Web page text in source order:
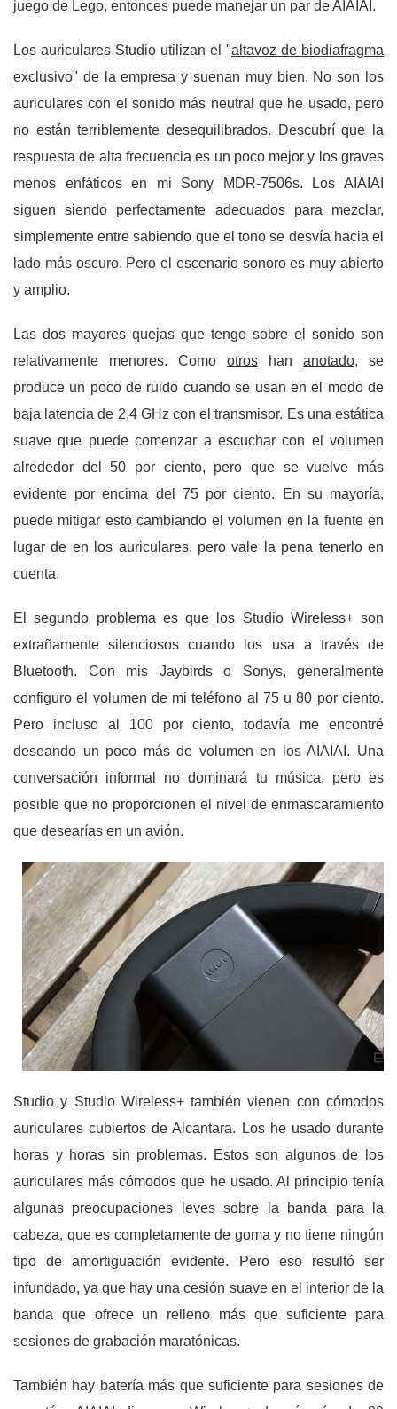
juego de Lego, entonces puede manejar un par de AIAIAI.
Los auriculares Studio utilizan el "altavoz de biodiafragma
exclusivo" de la empresa y suenan muy bien. No son los
auriculares con el sonido más neutral que he usado, pero
no están terriblemente desequilibrados. Descubrí que la
respuesta de alta frecuencia es un poco mejor y los graves
menos enfáticos en mi Sony MDR-7506s. Los AIAIAI
siguen siendo perfectamente adecuados para mezclar,
simplemente entre sabiendo que el tono se desvía hacia el
lado más oscuro. Pero el escenario sonoro es muy abierto
y amplio.
Las dos mayores quejas que tengo sobre el sonido son
relativamente menores. Como otros han anotado, se
produce un poco de ruido cuando se usan en el modo de
baja latencia de 2,4 GHz con el transmisor. Es una estática
suave que puede comenzar a escuchar con el volumen
alrededor del 50 por ciento, pero que se vuelve más
evidente por encima del 75 por ciento. En su mayoría,
puede mitigar esto cambiando el volumen en la fuente en
lugar de en los auriculares, pero vale la pena tenerlo en
cuenta.
El segundo problema es que los Studio Wireless+ son
extrañamente silenciosos cuando los usa a través de
Bluetooth. Con mis Jaybirds o Sonys, generalmente
configuro el volumen de mi teléfono al 75 u 80 por ciento.
Pero incluso al 100 por ciento, todavía me encontré
deseando un poco más de volumen en los AIAIAI. Una
conversación informal no dominará tu música, pero es
posible que no proporcionen el nivel de enmascaramiento
que desearías en un avión.
Studio y Studio Wireless+ también vienen con cómodos
auriculares cubiertos de Alcantara. Los he usado durante
horas y horas sin problemas. Estos son algunos de los
auriculares más cómodos que he usado. Al principio tenía
algunas preocupaciones leves sobre la banda para la
cabeza, que es completamente de goma y no tiene ningún
tipo de amortiguación evidente. Pero eso resultó ser
infundado, ya que hay una cesión suave en el interior de la
banda que ofrece un relleno más que suficiente para
sesiones de grabación maratónicas.
También hay batería más que suficiente para sesiones de